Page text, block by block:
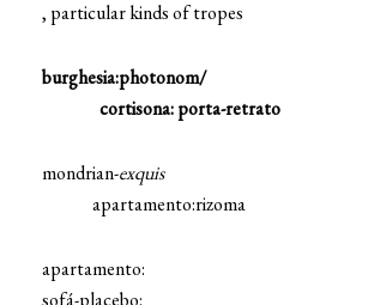
, particular kinds of tropes
burghesia:photonom/
cortisona: porta-retrato
mondrian-exquis
apartamento:rizoma
apartamento:
sofá-placebo: